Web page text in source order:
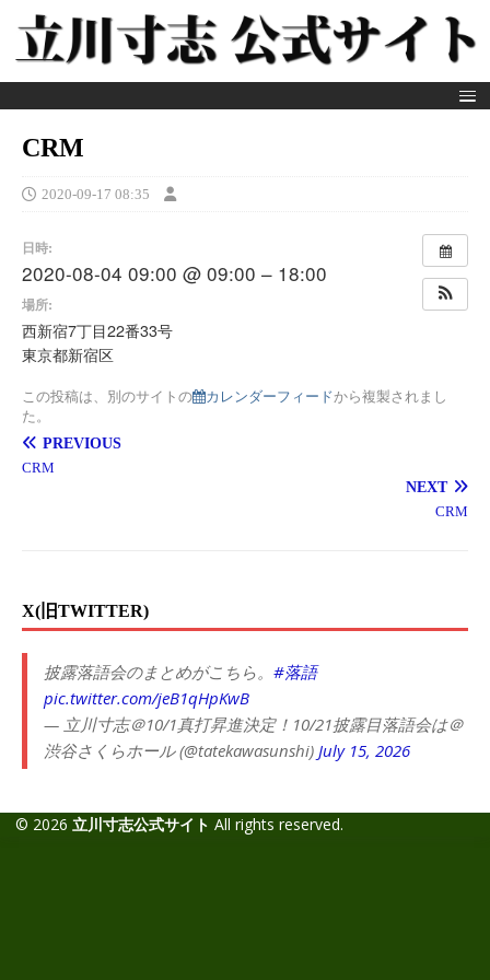
CRM
2020-09-17 08:35
日時:
2020-08-04 09:00 @ 09:00 – 18:00
場所:
西新宿7丁目22番33号
東京都新宿区
この投稿は、別のサイトの カレンダーフィードから複製されまし
た。
PREVIOUS
CRM
NEXT
CRM
X(旧TWITTER)
披露落語会のまとめがこちら。 #落語
pic.twitter.com/jeB1qHpKwB
— 立川寸志＠10/1真打昇進決定！10/21披露目落語会は＠
渋谷さくらホール (@tatekawasunshi) July 15, 2026
© 2026 立川寸志公式サイト All rights reserved.